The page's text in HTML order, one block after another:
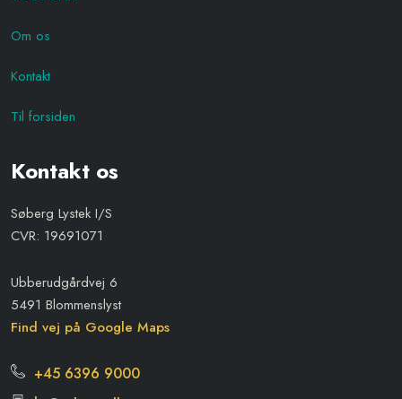
Om os
Kontakt
Til forsiden
Kontakt os
Søberg Lystek I/S
CVR: 19691071
Ubberudgårdvej 6
5491 Blommenslyst
Find vej på Google Maps
+45 6396 9000